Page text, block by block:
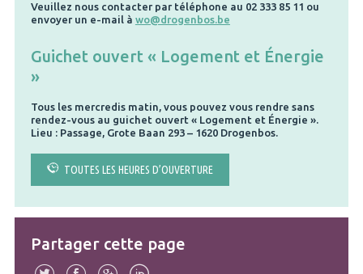
Veuillez nous contacter par téléphone au 02 333 85 11 ou
envoyer un e-mail à wo@drogenbos.be
Guichet ouvert « Logement et Énergie
»
Tous les mercredis matin, vous pouvez vous rendre sans
rendez-vous au guichet ouvert « Logement et Énergie ».
Lieu : Passage, Grote Baan 293 – 1620 Drogenbos.
TOUTES LES HEURES D’OUVERTURE
Partager cette page